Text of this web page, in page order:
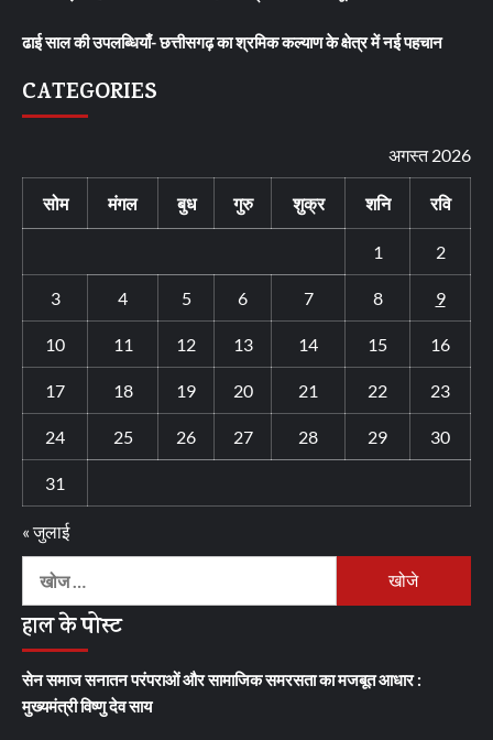
ढाई साल की उपलब्धियाँ- छत्तीसगढ़ का श्रमिक कल्याण के क्षेत्र में नई पहचान
CATEGORIES
अगस्त 2026
सोम मंगल बुध गुरु शुक्र शनि रवि
1 2
3 4 5 6 7 8 9
10 11 12 13 14 15 16
17 18 19 20 21 22 23
24 25 26 27 28 29 30
31
« जुलाई
निम्न
खोजें:
हाल के पोस्ट
सेन समाज सनातन परंपराओं और सामाजिक समरसता का मजबूत आधार :
मुख्यमंत्री विष्णु देव साय